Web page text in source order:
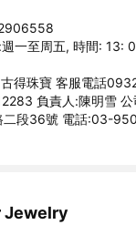
一至周五, 時間: 13:
得珠寶 客服電話
負責人:陳明雪
二段36號 電話:03-
Jewelry